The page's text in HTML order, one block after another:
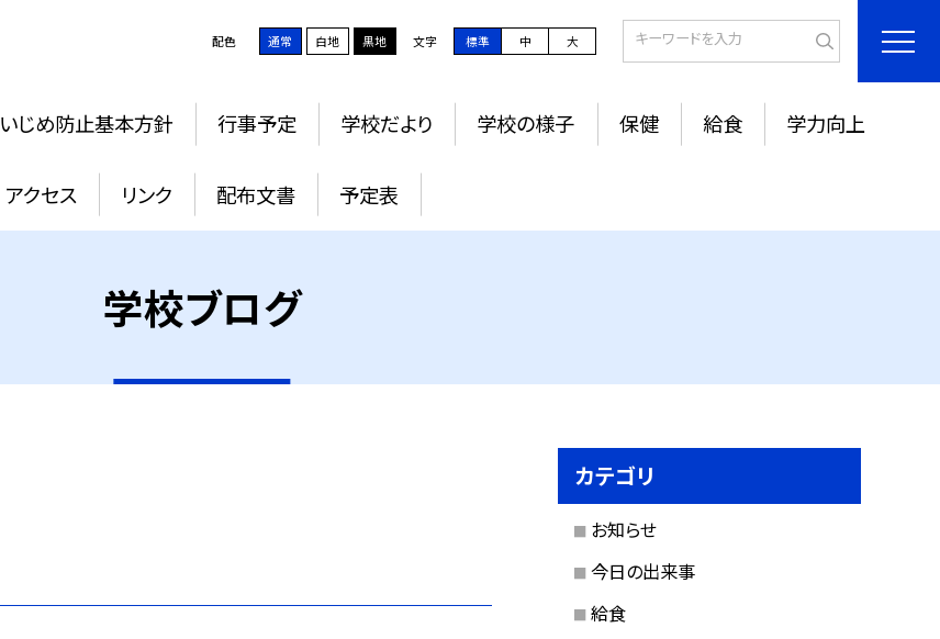
配色 通常 白地 黒地 文字 標準 中 大
いじめ防止基本方針 行事予定 学校だより 学校の様子 保健 給食 学力向上
アクセス リンク 配布文書 予定表
学校ブログ
カテゴリ
お知らせ
今日の出来事
給食